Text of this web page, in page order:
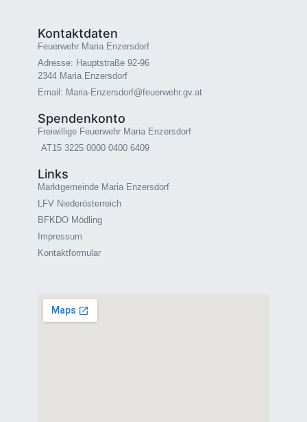
Kontaktdaten
Feuerwehr Maria Enzersdorf
Adresse: Hauptstraße 92-96
2344 Maria Enzersdorf
Email: Maria-Enzersdorf@feuerwehr.gv.at
Spendenkonto
Freiwillige Feuerwehr Maria Enzersdorf
AT15 3225 0000 0400 6409
Links
Marktgemeinde Maria Enzersdorf
LFV Niederösterreich
BFKDO Mödling
Impressum
Kontaktformular